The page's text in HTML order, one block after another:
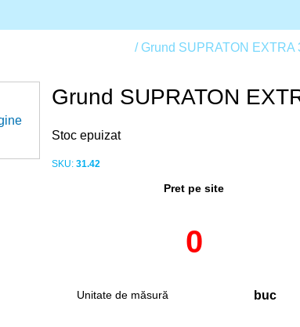
Grund SUPRATON EXTRA
Grund SUPRATON
Stoc epuizat
SKU: 31.42
Pret pe site
0
Unitate de măsură buc